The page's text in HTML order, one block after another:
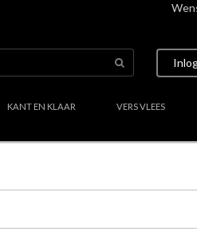
KANT EN KLAAR VERS VLEES